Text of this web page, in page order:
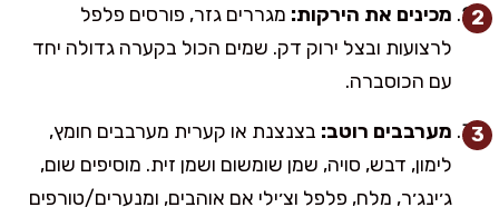
מכינים את הירקות: מגררים גזר, פורסים פלפל
לרצועות ובצל ירוק דק. שמים הכול בקערה גדולה יחד
עם הכוסברה.
מערבבים רוטב: בצנצנת או קערית מערבבים חומץ,
לימון, דבש, סויה, שמן שומשום ושמן זית. מוסיפים שום,
ג׳ינג׳ר, מלח, פלפל וצ׳ילי אם אוהבים, ומנערים/טורפים